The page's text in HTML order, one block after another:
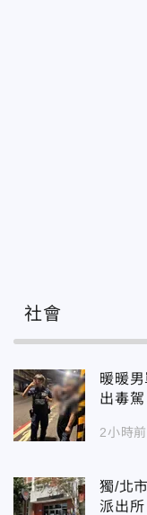
社會
暖暖
出毒駕
2小時前
獨/北
派出所